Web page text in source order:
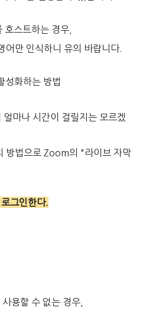
스트하는 경우,
어만 인식하니 유의 바랍니다.
성화하는 방법
마나 시간이 걸릴지는 모르겠
방법으로 Zoom의 "라이브 자막
그인한다.
용할 수 없는 경우,